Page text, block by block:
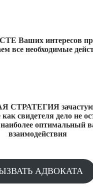
Ваших интересов
все необходимые
зачастую
свидетеля дело не
оптимальный
взаимодействия
АДВОКАТА